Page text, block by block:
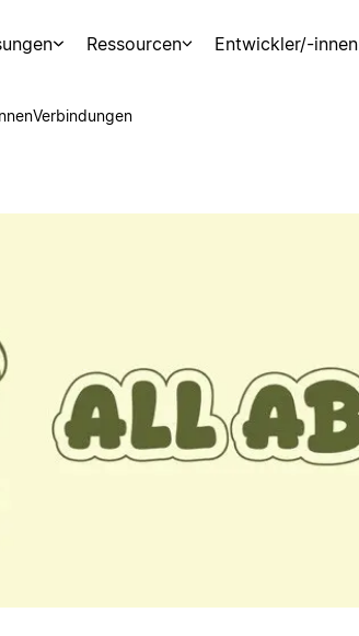
Ressourcen Entwickler/-innen
Verbindungen